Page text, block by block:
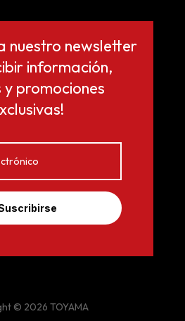
nuestro newsletter
información,
promociones
© 2026 TOYAMA